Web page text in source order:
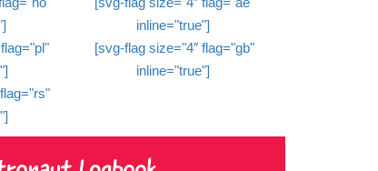
inline="true"]
[svg-flag size="4″ flag="gb"
inline="true"]